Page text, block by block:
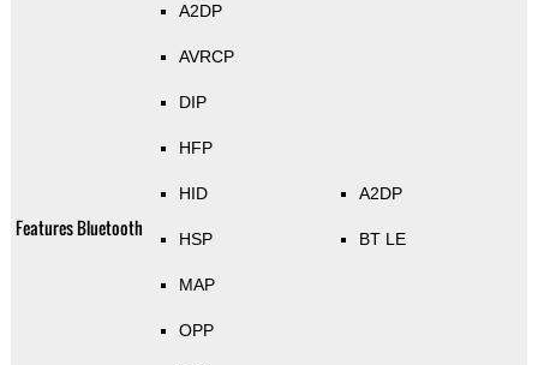
Features Bluetooth
A2DP
AVRCP
DIP
HFP
HID
HSP
MAP
OPP
A2DP
BT LE